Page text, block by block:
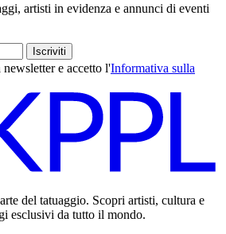
artisti in evidenza e annunci di eventi
Iscriviti
e accetto l'Informativa sulla
del tatuaggio. Scopri artisti, cultura e
esclusivi da tutto il mondo.